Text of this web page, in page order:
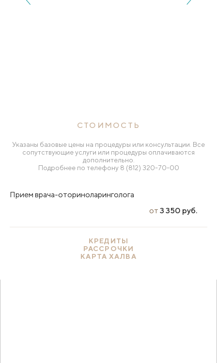
СТОИМОСТЬ
Указаны базовые цены на процедуры или консультации. Все
сопутствующие услуги или процедуры оплачиваются
дополнительно.
Подробнее по телефону 8 (812) 320-70-00
Прием врача-оториноларинголога
от 3 350 руб.
КРЕДИТЫ
РАССРОЧКИ
КАРТА ХАЛВА